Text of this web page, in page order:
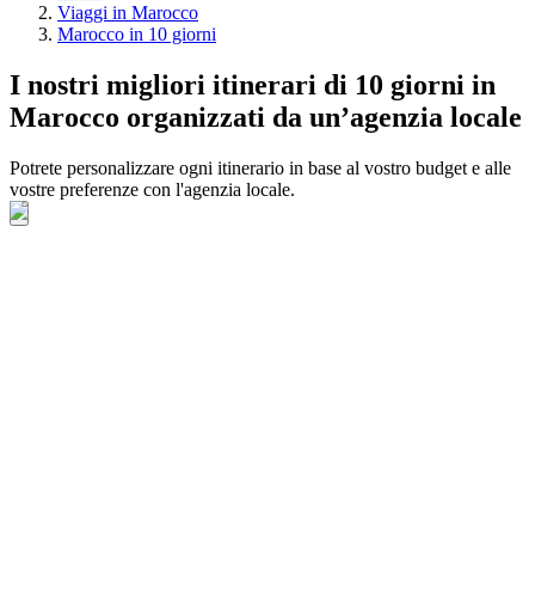
Viaggi in Marocco
Marocco in 10 giorni
I nostri migliori itinerari di 10 giorni in
Marocco organizzati da un’agenzia locale
Potrete personalizzare ogni itinerario in base al vostro budget e alle
vostre preferenze con l'agenzia locale.